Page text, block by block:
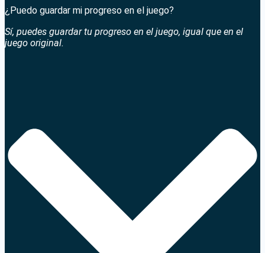
¿Puedo guardar mi progreso en el juego?
Sí, puedes guardar tu progreso en el juego, igual que en el
juego original.